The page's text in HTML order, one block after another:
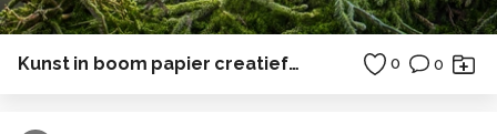
Kunst in boom papier creatief in Polen 0 0